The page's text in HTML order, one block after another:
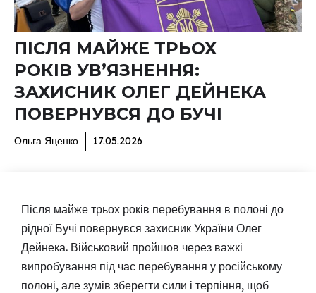
ПІСЛЯ МАЙЖЕ ТРЬОХ
РОКІВ УВ’ЯЗНЕННЯ:
ЗАХИСНИК ОЛЕГ ДЕЙНЕКА
ПОВЕРНУВСЯ ДО БУЧІ
Ольга Яценко 17.05.2026
Після майже трьох років перебування в полоні до
рідної Бучі повернувся захисник України Олег
Дейнека. Військовий пройшов через важкі
випробування під час перебування у російському
полоні, але зумів зберегти сили і терпіння, щоб